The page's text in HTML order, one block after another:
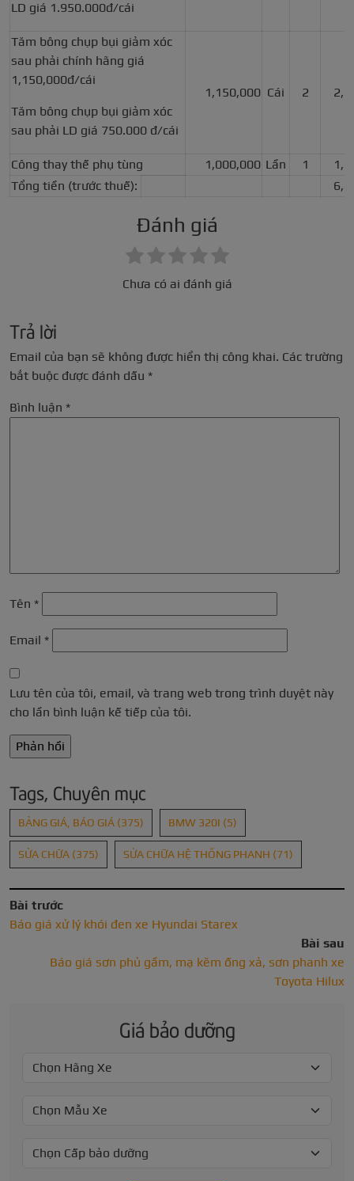
LD giá 1.950.000đ/cái
Tăm bông chụp bụi giảm xóc
sau phải chính hãng giá
1,150,000đ/cái
Tăm bông chụp bụi giảm xóc
sau phải LD giá 750.000 đ/cái
1,150,000 Cái 2
Công thay thế phụ tùng 1,000,000 Lần 1
Tổng tiền (trước thuế):
Đánh giá
Chưa có ai đánh giá
Trả lời
Email của bạn sẽ không được hiển thị công khai. Các trường
bắt buộc được đánh dấu *
Bình luận *
Tên *
Email *
Lưu tên của tôi, email, và trang web trong trình duyệt này
cho lần bình luận kế tiếp của tôi.
Tags, Chuyên mục
BẢNG GIÁ, BÁO GIÁ (375) BMW 320I (5)
SỬA CHỮA (375) SỬA CHỮA HỆ THỐNG PHANH (71)
Bài trước
Báo giá xử lý khói đen xe Hyundai Starex
Bài sau
Báo giá sơn phủ gầm, mạ kẽm ống xả, sơn phanh xe
Toyota Hilux
Giá bảo dưỡng